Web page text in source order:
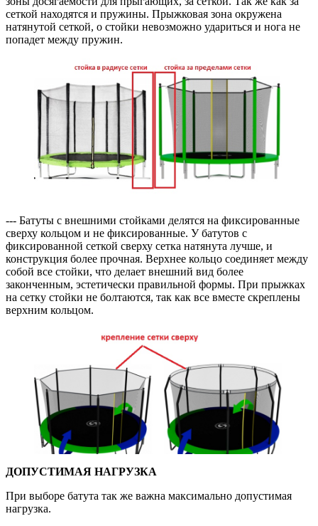
сеткой находятся и пружины. Прыжковая зона окружена
натянутой сеткой, о стойки невозможно удариться и нога не
попадет между пружин.
--- Батуты с внешними стойками делятся на фиксированные
сверху кольцом и не фиксированные. У батутов с
фиксированной сеткой сверху сетка натянута лучше, и
конструкция более прочная. Верхнее кольцо соединяет между
собой все стойки, что делает внешний вид более
законченным, эстетически правильной формы. При прыжках
на сетку стойки не болтаются, так как все вместе скреплены
верхним кольцом.
ДОПУСТИМАЯ НАГРУЗКА
При выборе батута так же важна максимально допустимая
нагрузка.